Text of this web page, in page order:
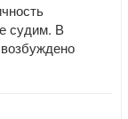
судим. В